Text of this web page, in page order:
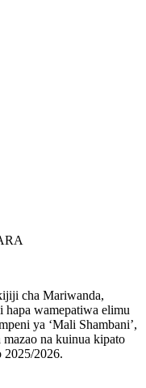
cha Mariwanda,
hapa wamepatiwa elimu
ya ‘Mali Shambani’,
na kuinua kipato
2025/2026.